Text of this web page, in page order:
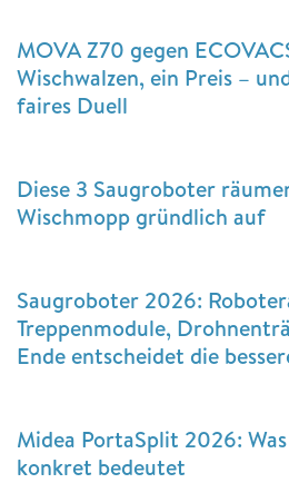
MOVA Z70 gegen
Wischwalzen, ein Preis –
faires Duell
Diese 3 Saugroboter
Wischmopp gründlich auf
Saugroboter 2026:
Treppenmodule,
Ende entscheidet die
Midea PortaSplit 2026:
konkret bedeutet